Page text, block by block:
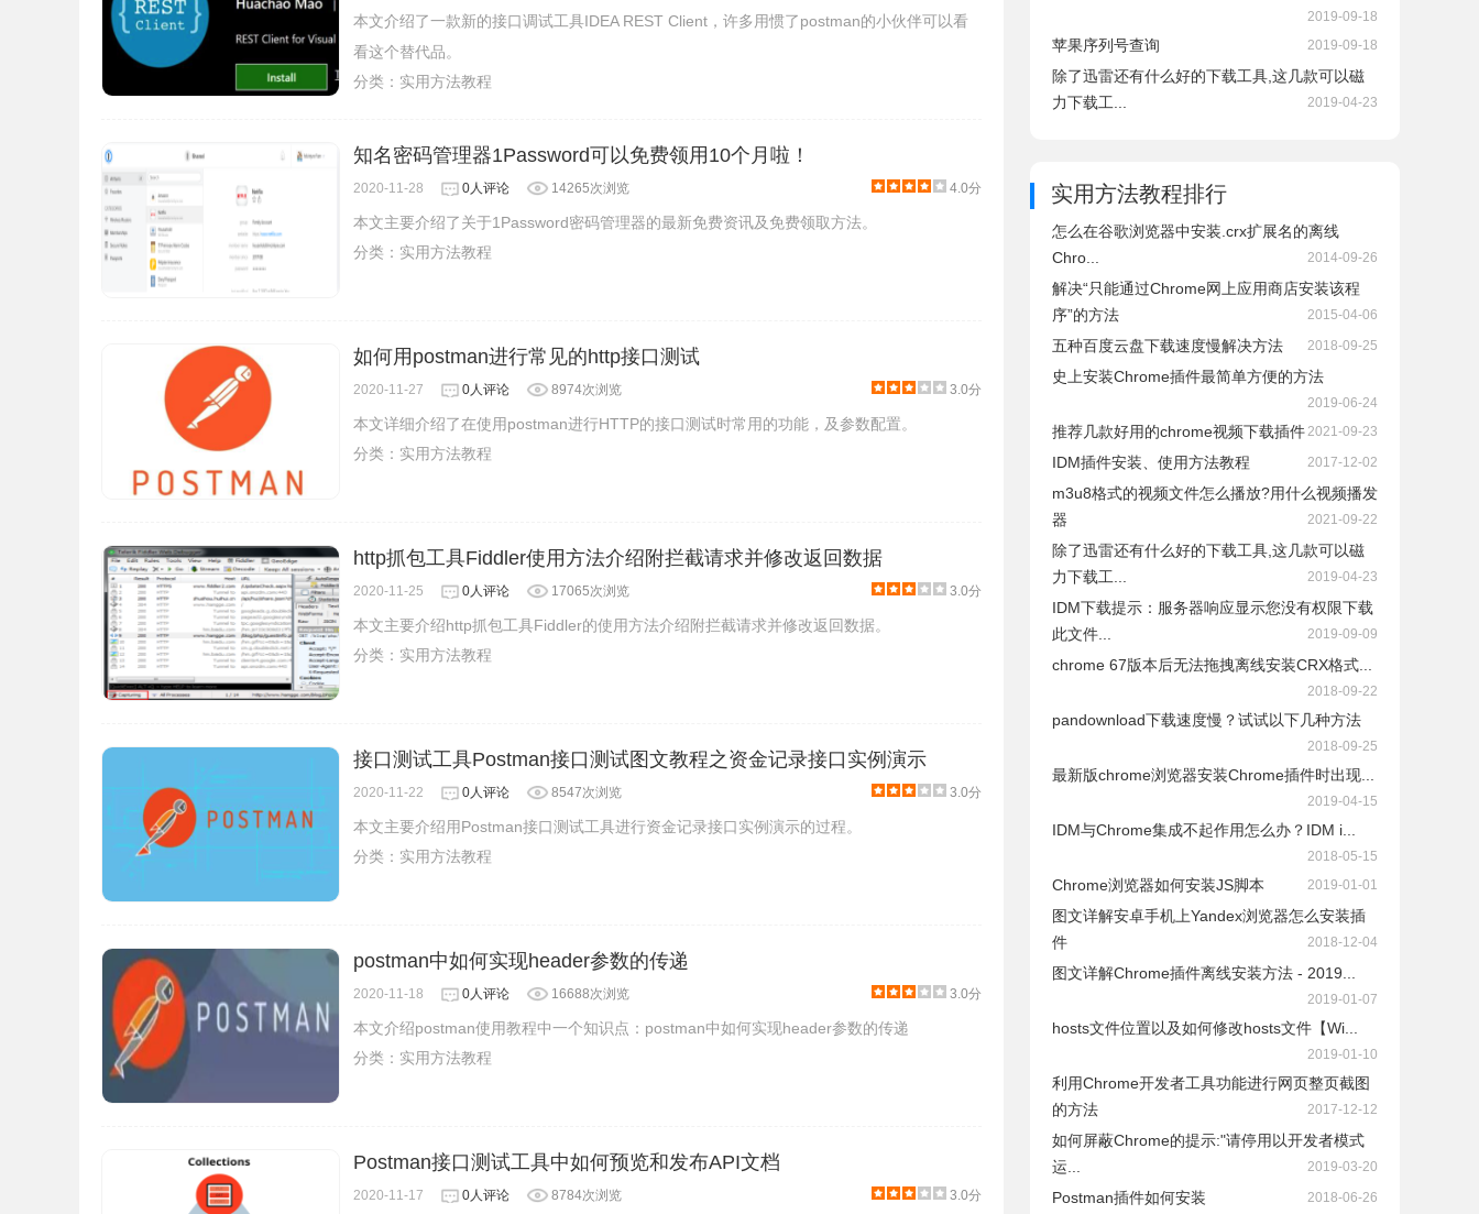
本文介绍了一款新的接口调试工具IDEA REST Client，许多用惯了postman的小伙伴可以看
看这个替代品。
分类： 实用方法教程
知名密码管理器1Password可以免费领用10个月啦！
2020-11-28 0人评论 14265次浏览 4.0分
本文主要介绍了关于1Password密码管理器的最新免费资讯及免费领取方法。
分类： 实用方法教程
如何用postman进行常见的http接口测试
2020-11-27 0人评论 8974次浏览 3.0分
本文详细介绍了在使用postman进行HTTP的接口测试时常用的功能，及参数配置。
分类： 实用方法教程
http抓包工具Fiddler使用方法介绍附拦截请求并修改返回数据
2020-11-25 0人评论 17065次浏览 3.0分
本文主要介绍http抓包工具Fiddler的使用方法介绍附拦截请求并修改返回数据。
分类： 实用方法教程
接口测试工具Postman接口测试图文教程之资金记录接口实例演示
2020-11-22 0人评论 8547次浏览 3.0分
本文主要介绍用Postman接口测试工具进行资金记录接口实例演示的过程。
分类： 实用方法教程
postman中如何实现header参数的传递
2020-11-18 0人评论 16688次浏览 3.0分
本文介绍postman使用教程中一个知识点：postman中如何实现header参数的传递
分类： 实用方法教程
Postman接口测试工具中如何预览和发布API文档
2020-11-17 0人评论 8784次浏览 3.0分
2019-09-18
苹果序列号查询 2019-09-18
除了迅雷还有什么好的下载工具,这几款可以磁
力下载工...
2019-04-23
实用方法教程排行
怎么在谷歌浏览器中安装.crx扩展名的离线
Chro...
2014-09-26
解决“只能通过Chrome网上应用商店安装该程
序”的方法
2015-04-06
五种百度云盘下载速度慢解决方法 2018-09-25
史上安装Chrome插件最简单方便的方法
2019-06-24
推荐几款好用的chrome视频下载插件2021-09-23
IDM插件安装、使用方法教程 2017-12-02
m3u8格式的视频文件怎么播放?用什么视频播发
器
2021-09-22
除了迅雷还有什么好的下载工具,这几款可以磁
力下载工...
2019-04-23
IDM下载提示：服务器响应显示您没有权限下载
此文件...
2019-09-09
chrome 67版本后无法拖拽离线安装CRX格式...
2018-09-22
pandownload下载速度慢？试试以下几种方法
2018-09-25
最新版chrome浏览器安装Chrome插件时出现...
2019-04-15
IDM与Chrome集成不起作用怎么办？IDM i...
2018-05-15
Chrome浏览器如何安装JS脚本 2019-01-01
图文详解安卓手机上Yandex浏览器怎么安装插
件
2018-12-04
图文详解Chrome插件离线安装方法 - 2019...
2019-01-07
hosts文件位置以及如何修改hosts文件【Wi...
2019-01-10
利用Chrome开发者工具功能进行网页整页截图
的方法
2017-12-12
如何屏蔽Chrome的提示:"请停用以开发者模式
运...
2019-03-20
Postman插件如何安装 2018-06-26